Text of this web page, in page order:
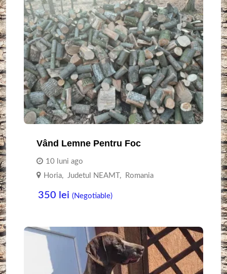
Vând Lemne Pentru Foc
10 luni ago
Horia, Judetul NEAMT, Romania
350 lei (Negotiable)